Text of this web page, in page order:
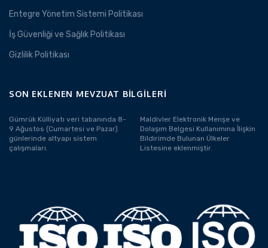
Entegre Yönetim Sistemi Politikası
İş Güvenliği ve Sağlık Politikası
Gizlilik Politikası
SON EKLENEN MEVZUAT BILGILERI
Gümrük Külliyatı veri tabanında 8-
9 Ağustos (Cumartesi ve Pazar)
günlerinde altyapı sistem
çalışmaları.
Maldivler Elektronik Menşe ve
Dolaşım Belgesi Kullanımına İlişkin
Bildirimde Bulunan Ülkeler
Listesine eklenmiştir.